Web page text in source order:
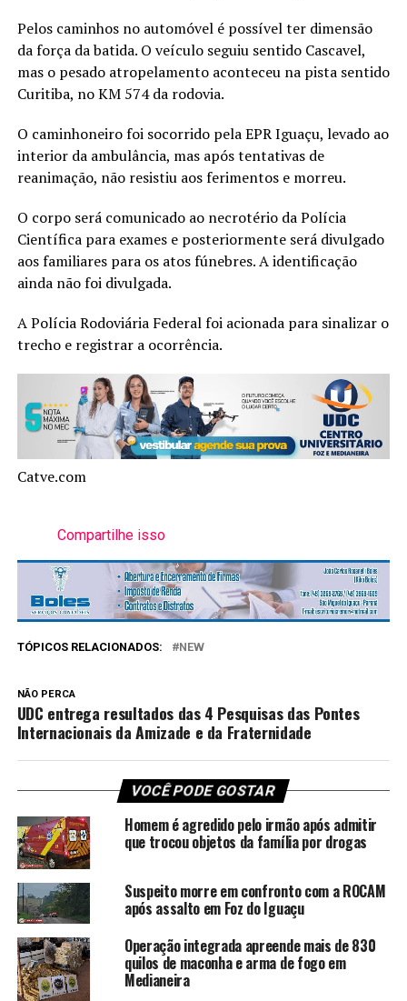
Pelos caminhos no automóvel é possível ter dimensão
da força da batida. O veículo seguiu sentido Cascavel,
mas o pesado atropelamento aconteceu na pista sentido
Curitiba, no KM 574 da rodovia.
O caminhoneiro foi socorrido pela EPR Iguaçu, levado ao
interior da ambulância, mas após tentativas de
reanimação, não resistiu aos ferimentos e morreu.
O corpo será comunicado ao necrotério da Polícia
Científica para exames e posteriormente será divulgado
aos familiares para os atos fúnebres. A identificação
ainda não foi divulgada.
A Polícia Rodoviária Federal foi acionada para sinalizar o
trecho e registrar a ocorrência.
Catve.com
Compartilhe isso
TÓPICOS RELACIONADOS: NEW
NÃO PERCA
UDC entrega resultados das 4 Pesquisas das Pontes
Internacionais da Amizade e da Fraternidade
VOCÊ PODE GOSTAR
Homem é agredido pelo irmão após admitir
que trocou objetos da família por drogas
Suspeito morre em confronto com a ROCAM
após assalto em Foz do Iguaçu
Operação integrada apreende mais de 830
quilos de maconha e arma de fogo em
Medianeira